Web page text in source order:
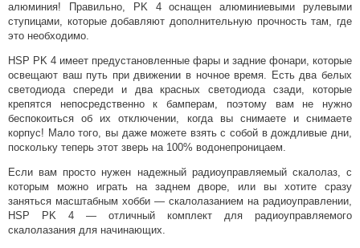
алюминия! Правильно, PK 4 оснащен алюминиевыми рулевыми
ступицами, которые добавляют дополнительную прочность там, где
это необходимо.
HSP PK 4 имеет предустановленные фары и задние фонари, которые
освещают ваш путь при движении в ночное время. Есть два белых
светодиода спереди и два красных светодиода сзади, которые
крепятся непосредственно к бамперам, поэтому вам не нужно
беспокоиться об их отключении, когда вы снимаете и снимаете
корпус! Мало того, вы даже можете взять с собой в дождливые дни,
поскольку теперь этот зверь на 100% водонепроницаем.
Если вам просто нужен надежный радиоуправляемый скалолаз, с
которым можно играть на заднем дворе, или вы хотите сразу
заняться масштабным хобби — скалолазанием на радиоуправлении,
HSP PK 4 — отличный комплект для радиоуправляемого
скалолазания для начинающих.